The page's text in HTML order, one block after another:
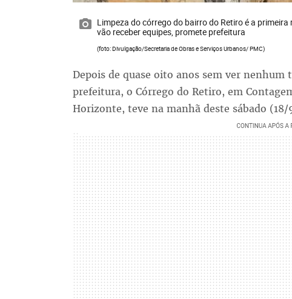
Limpeza do córrego do bairro do Retiro é a
vão receber equipes, promete prefeitura
(foto: Divulgação/Secretaria de Obras e Serviços Urbanos/ PMC)
Depois de quase oito anos sem ver nenhum
prefeitura, o Córrego do Retiro, em
Horizonte, teve na manhã deste sábado